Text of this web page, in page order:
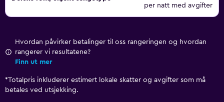
per natt med avgifter
Hvordan påvirker betalinger til oss rangeringen og hvordan
rangerer vi resultatene?
Finn ut mer
*Totalpris inkluderer estimert lokale skatter og avgifter som må
betales ved utsjekking.